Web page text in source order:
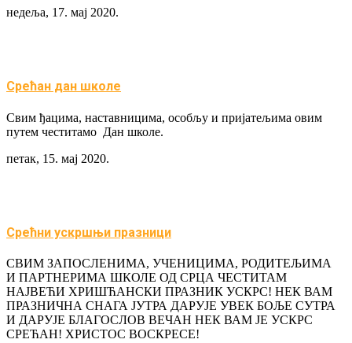
недеља, 17. мај 2020.
Срећан дан школе
Свим ђацима, наставницима, особљу и пријатељима овим
путем честитамо Дан школе.
петак, 15. мај 2020.
Срећни ускршњи празници
СВИМ ЗАПОСЛЕНИМА, УЧЕНИЦИМА, РОДИТЕЉИМА
И ПАРТНЕРИМА ШКОЛЕ ОД СРЦА ЧЕСТИТАМ
НАЈВЕЋИ ХРИШЋАНСКИ ПРАЗНИК УСКРС! НЕК ВАМ
ПРАЗНИЧНА СНАГА ЈУТРА ДАРУЈЕ УВЕК БОЉЕ СУТРА
И ДАРУЈЕ БЛАГОСЛОВ ВЕЧАН НЕК ВАМ ЈЕ УСКРС
СРЕЋАН! ХРИСТОС ВОСКРЕСЕ!